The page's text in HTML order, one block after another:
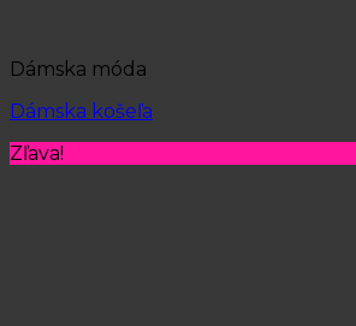
Dámska móda
Dámska košeľa
Zľava!